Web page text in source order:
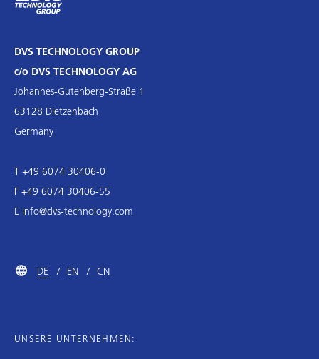
DVS TECHNOLOGY GROUP
c/o DVS TECHNOLOGY AG
Johannes-Gutenberg-Straße 1
63128 Dietzenbach
Germany
T +49 6074 30406-0
F +49 6074 30406-55
E info@dvs-technology.com
DE EN CN
UNSERE UNTERNEHMEN: